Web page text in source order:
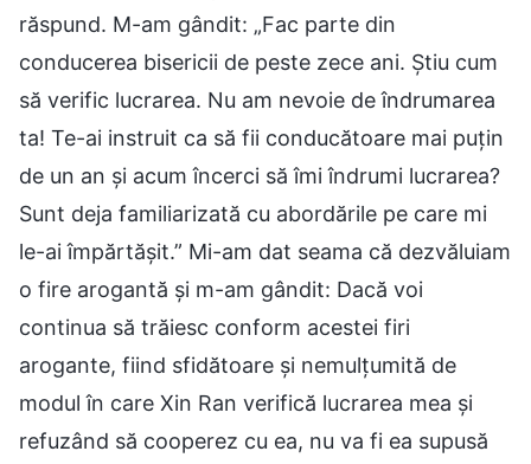
răspund. M-am gândit: „Fac parte din
conducerea bisericii de peste zece ani. Știu cum
să verific lucrarea. Nu am nevoie de îndrumarea
ta! Te-ai instruit ca să fii conducătoare mai puțin
de un an și acum încerci să îmi îndrumi lucrarea?
Sunt deja familiarizată cu abordările pe care mi
le-ai împărtășit.” Mi-am dat seama că dezvăluiam
o fire arogantă și m-am gândit: Dacă voi
continua să trăiesc conform acestei firi
arogante, fiind sfidătoare și nemulțumită de
modul în care Xin Ran verifică lucrarea mea și
refuzând să cooperez cu ea, nu va fi ea supusă